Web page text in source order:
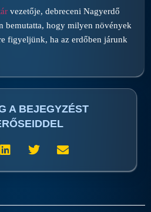
vezetője, debreceni Nagyerdő
bemutatta, hogy milyen növények
figyeljünk, ha az erdőben járunk
A BEJEGYZÉST